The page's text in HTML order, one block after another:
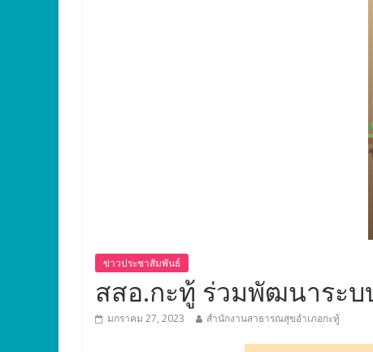
ข่าวประชาสัมพันธ์
สสอ.กะทู้ ร่วมพัฒนาระบ
มกราคม 27, 2023 สำนักงานสาธารณสุขอำเภอกะทู้